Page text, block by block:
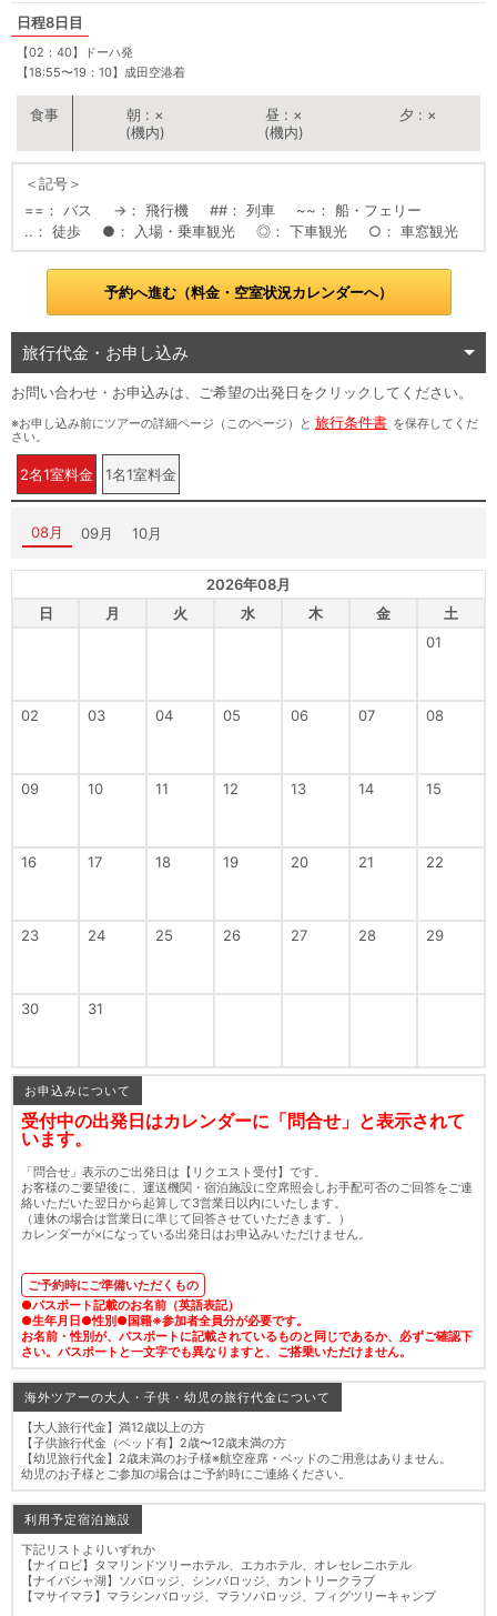
8日目
【02：40】ドーハ発
【18:55〜19：10】成田空港着
朝
×
(機内)
昼
×
(機内)
夕 ×
＜記号＞
==
バス → 飛行機 ## 列車 ~~
船・フェリー
..
徒歩 ● 入場・乗車観光 ◎ 下車観光 ○ 車窓観光
予約へ進む（料金・空室状況カレンダーへ）
旅行代金・お申し込み
お問い合わせ・お申込みは、ご希望の出発日をクリックしてください。
※お申し込み前にツアーの詳細ページ（このページ）と 旅行条件書 を保存してくだ
さい。
2名1室料金 1名1室料金
08月 09月 10月
2026年08月
日
月 火 水 木 金
土
01
02 03 04 05 06 07 08
09 10 11 12 13 14 15
16 17 18 19 20 21 22
23 24 25 26 27 28 29
30 31
お申込みについて
受付中の出発日はカレンダーに「問合せ」と表示されて
います。
「問合せ」表示のご出発日は【リクエスト受付】です。
お客様のご要望後に、運送機関・宿泊施設に空席照会しお手配可否のご回答をご連
絡いただいた翌日から起算して3営業日以内にいたします。
（連休の場合は営業日に準じて回答させていただきます。）
カレンダーが×になっている出発日はお申込みいただけません。
ご予約時にご準備いただくもの
●パスポート記載のお名前（英語表記）
●生年月日●性別●国籍※参加者全員分が必要です。
お名前・性別が、パスポートに記載されているものと同じであるか、必ずご確認下
さい。パスポートと一文字でも異なりますと、ご搭乗いただけません。
海外ツアーの大人・子供・幼児の旅行代金について
【大人旅行代金】満12歳以上の方
【子供旅行代金（ベッド有】2歳〜12歳未満の方
【幼児旅行代金】2歳未満のお子様※航空座席・ベッドのご用意はありません。
幼児のお子様とご参加の場合はご予約時にご連絡ください。
利用予定宿泊施設
下記リストよりいずれか
【ナイロビ】タマリンドツリーホテル、エカホテル、オレセレニホテル
【ナイバシャ湖】ソパロッジ、シンバロッジ、カントリークラブ
【マサイマラ】マラシンバロッジ、マラソパロッジ、フィグツリーキャンプ